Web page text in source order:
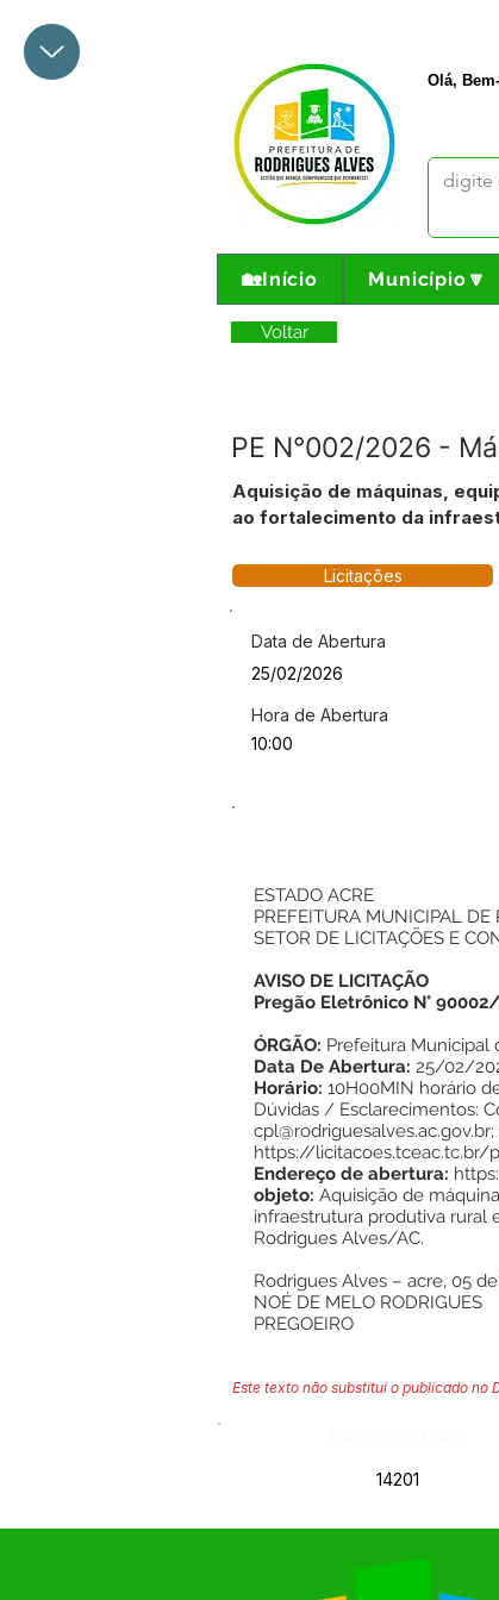
Olá,
🏡Início Município🔽
Voltar
PE N°002/2026 -
Aquisição de máquinas,
ao fortalecimento da
Licitações
Data de Abertura
25/02/2026
Hora de Abertura
10:00
ESTADO ACRE
PREFEITURA MUNICIPAL DE
SETOR DE LICITAÇÕES E
AVISO DE LICITAÇÃO
Pregão Eletrônico N°
ÓRGÃO: Prefeitura Municipal
Data De Abertura: 25/02/
Horário: 10H00MIN horário
Dúvidas / Esclarecimentos:
https://licitacoes.tceac.tc.br/
Endereço de abertura:
objeto: Aquisição de
infraestrutura produtiva rural
Rodrigues Alves/AC.
Rodrigues Alves – acre, 05
NOÉ DE MELO RODRIGUES
PREGOEIRO
Este texto não substitui o publicado
14201